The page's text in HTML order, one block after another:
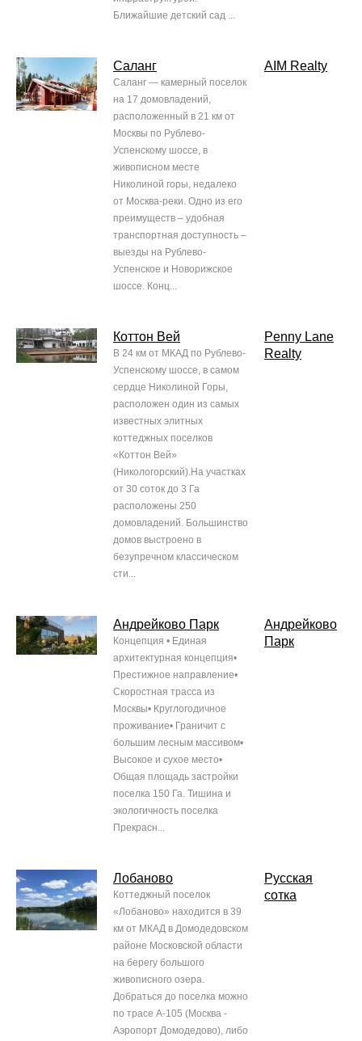
Ближайшие детский сад ...
Саланг
Саланг — камерный поселок
на 17 домовладений,
расположенный в 21 км от
Москвы по Рублево-
Успенскому шоссе, в
живописном месте
Николиной горы, недалеко
от Москва-реки. Одно из его
преимуществ – удобная
транспортная доступность –
выезды на Рублево-
Успенское и Новорижское
шоссе. Конц...
AIM Realty
Коттон Вей
В 24 км от МКАД по Рублево-
Успенскому шоссе, в самом
сердце Николиной Горы,
расположен один из самых
известных элитных
коттеджных поселков
«Коттон Вей»
(Никологорский).На участках
от 30 соток до 3 Га
расположены 250
домовладений. Большинство
домов выстроено в
безупречном классическом
сти...
Penny Lane
Realty
Андрейково Парк
Концепция • Единая
архитектурная концепция•
Престижное направление•
Скоростная трасса из
Москвы• Круглогодичное
проживание• Граничит с
большим лесным массивом•
Высокое и сухое место•
Общая площадь застройки
поселка 150 Га. Тишина и
экологичность поселка
Прекрасн...
Андрейково
Парк
Лобаново
Коттеджный поселок
«Лобаново» находится в 39
км от МКАД в Домодедовском
районе Московской области
на берегу большого
живописного озера.
Добраться до поселка можно
по трасе А-105 (Москва -
Аэропорт Домодедово), либо
Русская
сотка